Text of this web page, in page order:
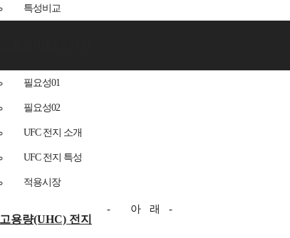
특성비교
필요성01
필요성02
UFC 전지 소개
UFC 전지 특성
적용시장
고용량(UHC) 전지
- 아 래 -